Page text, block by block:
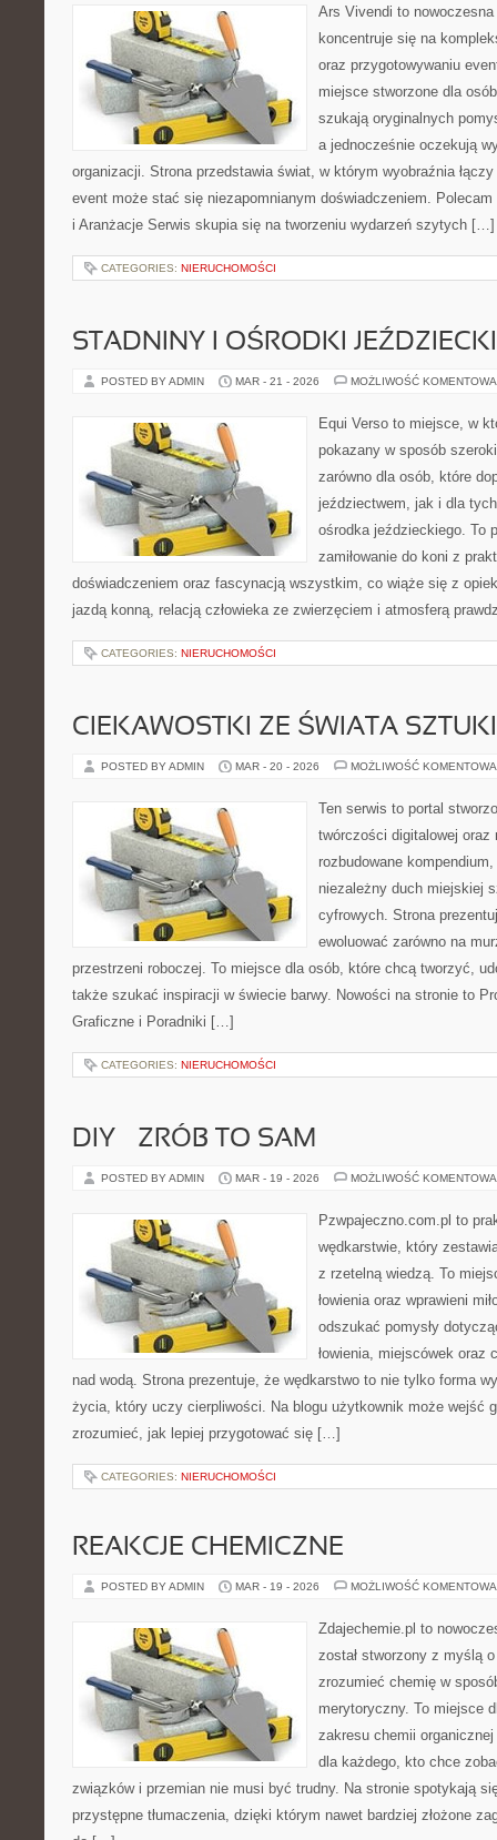
Ars Vivendi to
koncentruje się na
oraz przygotowywaniu
miejsce stworzone dla
szukają oryginalnych
a jednocześnie oczekują
organizacji. Strona przedstawia świat, w którym wyobraźnia
event może stać się niezapomnianym doświadczeniem.
i Aranżacje Serwis skupia się na tworzeniu wydarzeń szytych […]
CATEGORIES: NIERUCHOMOŚCI
STADNINY I OŚRODKI
POSTED BY ADMIN MAR - 21 - 2026 MOŻLIWOŚĆ
Equi Verso to miejsce, w
pokazany w sposób
zarówno dla osób, które
jeździectwem, jak i dla
ośrodka jeździeckiego. To
zamiłowanie do koni z
doświadczeniem oraz fascynacją wszystkim, co wiąże się z
jazdą konną, relacją człowieka ze zwierzęciem i atmosferą
CATEGORIES: NIERUCHOMOŚCI
CIEKAWOSTKI ZE ŚWIATA
POSTED BY ADMIN MAR - 20 - 2026 MOŻLIWOŚĆ
Ten serwis to portal
twórczości digitalowej oraz
rozbudowane
niezależny duch miejskiej
cyfrowych. Strona
ewoluować zarówno na
przestrzeni roboczej. To miejsce dla osób, które chcą tworzyć,
także szukać inspiracji w świecie barwy. Nowości na stronie to
Graficzne i Poradniki […]
CATEGORIES: NIERUCHOMOŚCI
DIY – ZRÓB TO SAM
POSTED BY ADMIN MAR - 19 - 2026 MOŻLIWOŚĆ
Pzwpajeczno.com.pl to
wędkarstwie, który
z rzetelną wiedzą. To
łowienia oraz wprawieni
odszukać pomysły
łowienia, miejscówek oraz
nad wodą. Strona prezentuje, że wędkarstwo to nie tylko forma
życia, który uczy cierpliwości. Na blogu użytkownik może wejść
zrozumieć, jak lepiej przygotować się […]
CATEGORIES: NIERUCHOMOŚCI
REAKCJE CHEMICZNE
POSTED BY ADMIN MAR - 19 - 2026 MOŻLIWOŚĆ
Zdajechemie.pl to
został stworzony z myślą
zrozumieć chemię w
merytoryczny. To miejsce
zakresu chemii
dla każdego, kto chce
związków i przemian nie musi być trudny. Na stronie spotykają
przystępne tłumaczenia, dzięki którym nawet bardziej złożone